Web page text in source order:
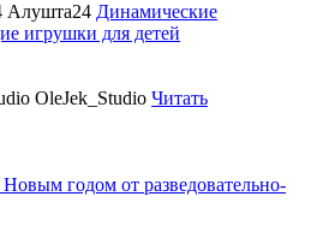
Алушта24 Динамические
игрушки для детей
OleJek_Studio Читать
годом от разведовательно-